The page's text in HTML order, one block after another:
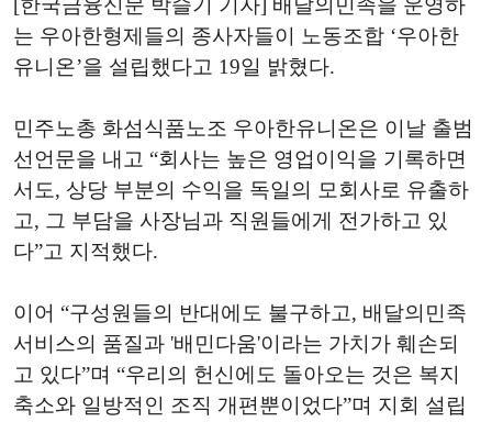
는 우아한형제들의 종사자들이 노동조합 ‘우아한
유니온’을 설립했다고 19일 밝혔다.
민주노총 화섬식품노조 우아한유니온은 이날 출범
선언문을 내고 “회사는 높은 영업이익을 기록하면
서도, 상당 부분의 수익을 독일의 모회사로 유출하
고, 그 부담을 사장님과 직원들에게 전가하고 있
다”고 지적했다.
이어 “구성원들의 반대에도 불구하고, 배달의민족
서비스의 품질과 '배민다움'이라는 가치가 훼손되
고 있다”며 “우리의 헌신에도 돌아오는 것은 복지
축소와 일방적인 조직 개편뿐이었다”며 지회 설립